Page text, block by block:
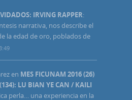
IRVING RAPPER:
narrativa, nos describe el
la edad de oro, poblados de
en MES FICUNAM 2016 (26)
LU BIAN YE CAN / KAILI
perla… una experiencia en la